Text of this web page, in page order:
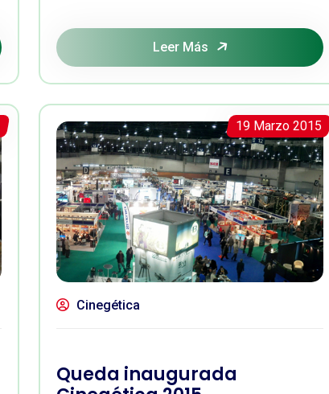
Leer Más
19 Marzo 2015
Cinegética
Queda inaugurada